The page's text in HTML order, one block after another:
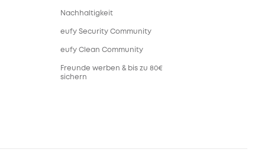
Nachhaltigkeit
eufy Security Community
eufy Clean Community
Freunde werben & bis zu 80€
sichern